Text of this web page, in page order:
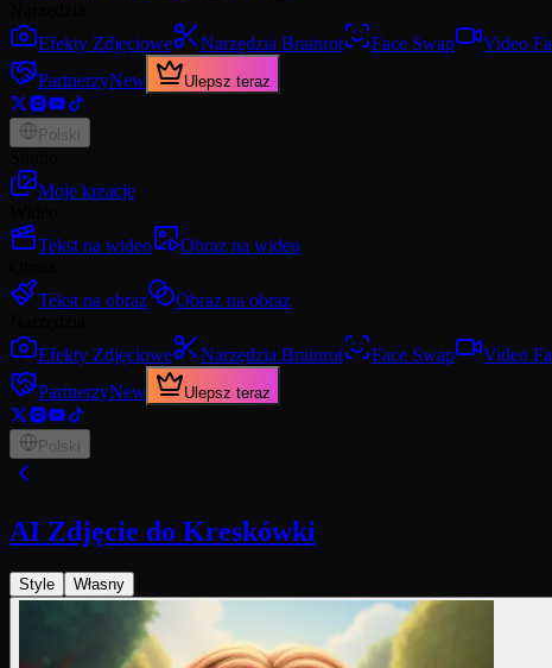
Efekty Zdjęciowe
Narzędzia Brainrot Face Swap Video
PartnerzyNew Ulepsz teraz
Polski
Moje kreacje
Tekst na wideo
Obraz na wideo
Tekst na obraz
Obraz na obraz
Efekty Zdjęciowe
Narzędzia Brainrot Face Swap Video
PartnerzyNew Ulepsz teraz
Polski
AI Zdjęcie do Kreskówki
Style Własny